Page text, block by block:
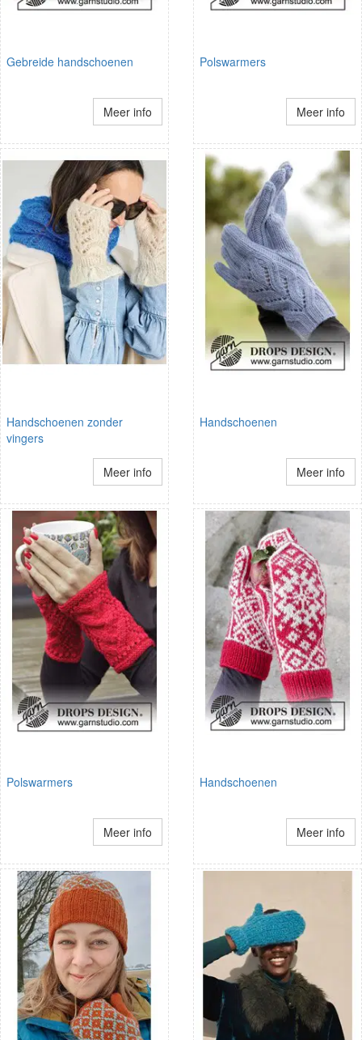
Gebreide handschoenen
Meer info
Polswarmers
Meer info
Handschoenen zonder
vingers
Meer info
Handschoenen
Meer info
Polswarmers
Meer info
Handschoenen
Meer info